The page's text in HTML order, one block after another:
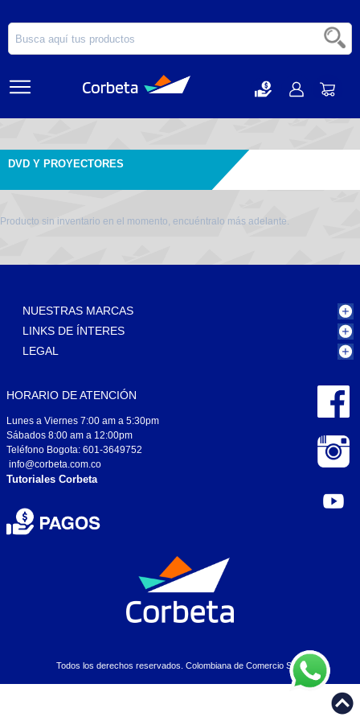
DVD Y PROYECTORES
Producto sin inventario en el momento, encuéntralo más adelante.
NUESTRAS MARCAS
LINKS DE ÍNTERES
LEGAL
HORARIO DE ATENCIÓN
Lunes a Viernes 7:00 am a 5:30pm
Sábados 8:00 am a 12:00pm
Teléfono Bogota: 601-3649752
info@corbeta.com.co
Tutoriales Corbeta
Todos los derechos reservados. Colombiana de Comercio S.A..